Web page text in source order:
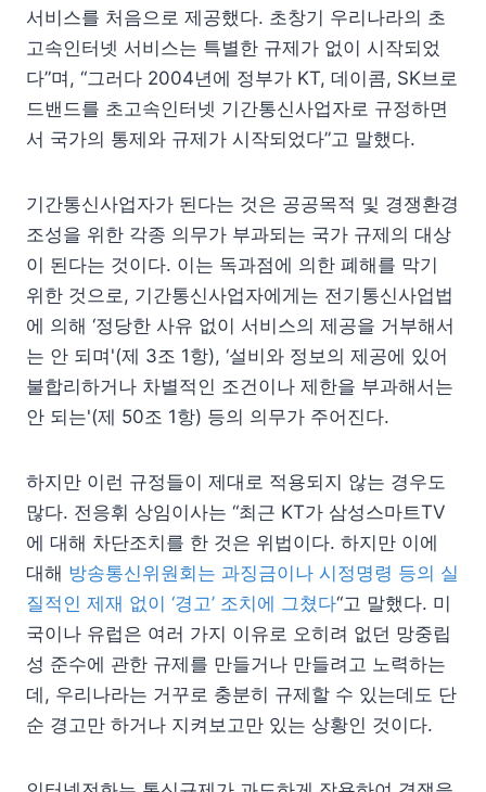
서비스를 처음으로 제공했다. 초창기 우리나라의 초
고속인터넷 서비스는 특별한 규제가 없이 시작되었
다”며, “그러다 2004년에 정부가 KT, 데이콤, SK브로
드밴드를 초고속인터넷 기간통신사업자로 규정하면
서 국가의 통제와 규제가 시작되었다”고 말했다.
기간통신사업자가 된다는 것은 공공목적 및 경쟁환경
조성을 위한 각종 의무가 부과되는 국가 규제의 대상
이 된다는 것이다. 이는 독과점에 의한 폐해를 막기
위한 것으로, 기간통신사업자에게는 전기통신사업법
에 의해 ‘정당한 사유 없이 서비스의 제공을 거부해서
는 안 되며'(제 3조 1항), ‘설비와 정보의 제공에 있어
불합리하거나 차별적인 조건이나 제한을 부과해서는
안 되는'(제 50조 1항) 등의 의무가 주어진다.
하지만 이런 규정들이 제대로 적용되지 않는 경우도
많다. 전응휘 상임이사는 “최근 KT가 삼성스마트TV
에 대해 차단조치를 한 것은 위법이다. 하지만 이에
대해 방송통신위원회는 과징금이나 시정명령 등의 실
질적인 제재 없이 ‘경고’ 조치에 그쳤다“고 말했다. 미
국이나 유럽은 여러 가지 이유로 오히려 없던 망중립
성 준수에 관한 규제를 만들거나 만들려고 노력하는
데, 우리나라는 거꾸로 충분히 규제할 수 있는데도 단
순 경고만 하거나 지켜보고만 있는 상황인 것이다.